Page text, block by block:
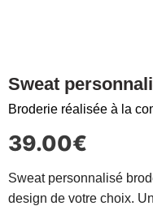
Sweat
Broderie réalisée à la
39.00€
Sweat personnalisé
design de votre choix.